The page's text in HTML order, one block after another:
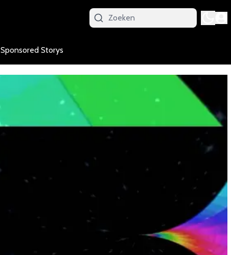
Sponsored Storys